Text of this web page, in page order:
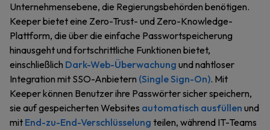
Unternehmensebene, die Regierungsbehörden benötigen.
Keeper bietet eine Zero-Trust- und Zero-Knowledge-
Plattform, die über die einfache Passwortspeicherung
hinausgeht und fortschrittliche Funktionen bietet,
einschließlich Dark-Web-Überwachung und nahtloser
Integration mit SSO-Anbietern (Single Sign-On). Mit
Keeper können Benutzer ihre Passwörter sicher speichern,
sie auf gespeicherten Websites automatisch ausfüllen und
mit End-zu-End-Verschlüsselung teilen, während IT-Teams